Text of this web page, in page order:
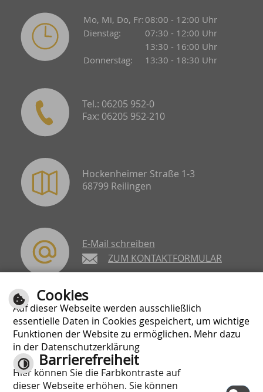
Mo, Mi, Do, Fr: 08:00 - 12:00 Uhr
Dienstag:
07:30 - 12:00 Uhr
13:30 - 16:00 Uhr
Donnerstag:
13:30 - 18:30 Uhr
Tel.: 06205 952-0
Fax: 06205 952-210
Hockenheimer Straße 1-3
68799 Reilingen
E-Mail schreiben
ZUM KONTAKTFORMULAR
Cookies
Auf dieser Webseite werden ausschließlich
essentielle Daten in Cookies gespeichert, um wichtige
Funktionen der Website zu ermöglichen. Mehr dazu
in der Datenschutzerklärung
Barrierefreiheit
Hier können Sie die Farbkontraste auf
dieser Webseite erhöhen. Sie können